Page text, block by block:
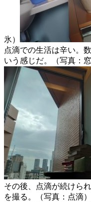
氷）
点滴での生活は辛い。
いう感じだ。（写真：
その後、点滴が続けら
を撮る。（写真：点滴）